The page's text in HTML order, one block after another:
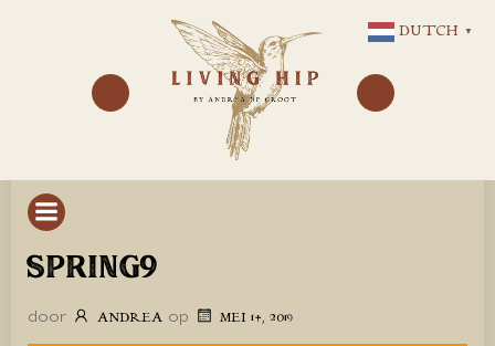
NAAR
DE
INHOUD
SPRING9
door ANDREA op MEI 14, 2019
DUTCH ▼